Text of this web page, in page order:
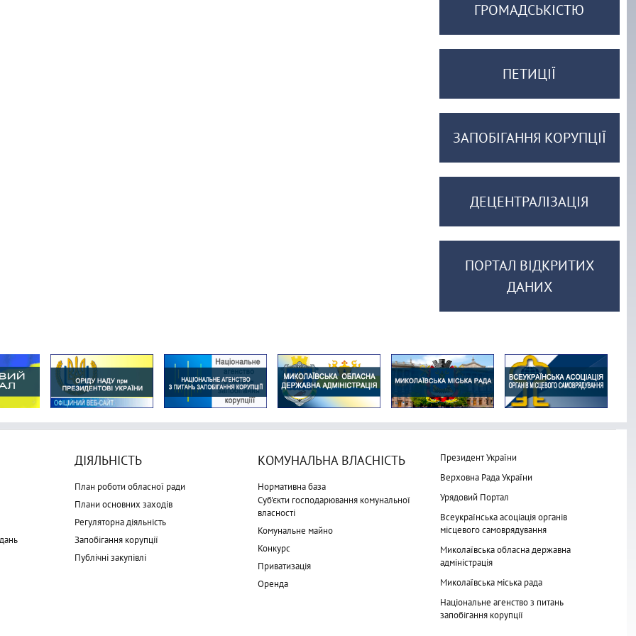
ГРОМАДСЬКІСТЮ
ПЕТИЦІЇ
ЗАПОБІГАННЯ КОРУПЦІЇ
ДЕЦЕНТРАЛІЗАЦІЯ
ПОРТАЛ ВІДКРИТИХ
ДАНИХ
ДІЯЛЬНІСТЬ
План роботи обласної ради
Плани основних заходів
Регуляторна діяльність
Запобігання корупції
Публічні закупівлі
КОМУНАЛЬНА ВЛАСНІСТЬ
Нормативна база
Суб'єкти господарювання комунальної
власності
Комунальне майно
Конкурс
Приватизація
Оренда
Президент України
Верховна Рада України
Урядовий Портал
Всеукраїнська асоціація органів
місцевого самоврядування
Миколаївська обласна державна
адміністрація
Миколаївська міська рада
Національне агенство з питань
запобігання корупції